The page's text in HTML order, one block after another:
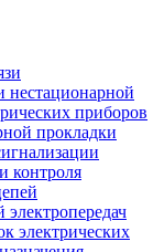
нестационарной
приборов
прокладки
контроля
электрических